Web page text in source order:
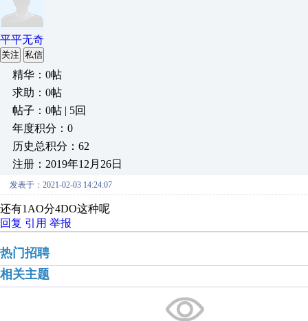
平平无奇
关注 私信
精华：0帖
求助：0帖
帖子：0帖 | 5回
年度积分：0
历史总积分：62
注册：2019年12月26日
发表于：2021-02-03 14:24:07
还有1AO分4DO这种呢
回复 引用 举报
热门招聘
相关主题